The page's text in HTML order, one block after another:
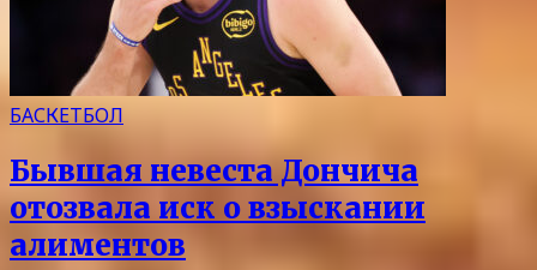
БАСКЕТБОЛ
Бывшая невеста Дончича
отозвала иск о взыскании
алиментов